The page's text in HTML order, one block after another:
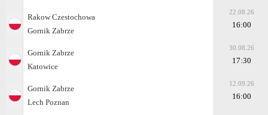
Rakow Czestochowa
Gornik Zabrze
22.08.26
16:00
Gornik Zabrze
Katowice
30.08.26
17:30
Gornik Zabrze
Lech Poznan
12.09.26
16:00